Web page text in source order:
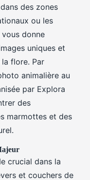
des zones
ou les
donne
uniques et
flore. Par
animalière au
par Explora
des
marmottes et des
crucial dans la
et couchers de